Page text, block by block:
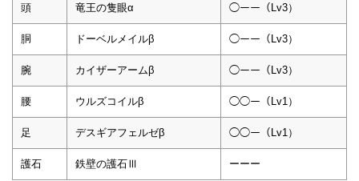
頭 竜王の隻眼α ◯ーー（Lv3）
胴 ドーベルメイルβ ◯ーー（Lv3）
腕 カイザーアームβ ◯ーー（Lv3）
腰 ウルズコイルβ ◯◯ー（Lv1）
足 デスギアフェルゼβ ◯◯ー（Lv1）
護石 鉄壁の護石Ⅲ ーーー